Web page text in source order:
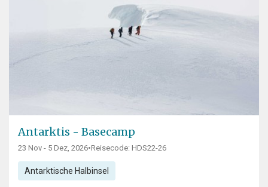
Antarktis - Basecamp
23 Nov - 5 Dez, 2026•Reisecode: HDS22-26
Antarktische Halbinsel